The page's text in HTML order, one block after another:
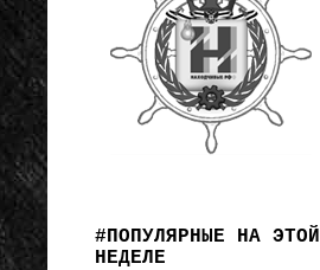
#ПОПУЛЯРНЫЕ НА ЭТОЙ
НЕДЕЛЕ